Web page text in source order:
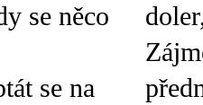
se něco
se na